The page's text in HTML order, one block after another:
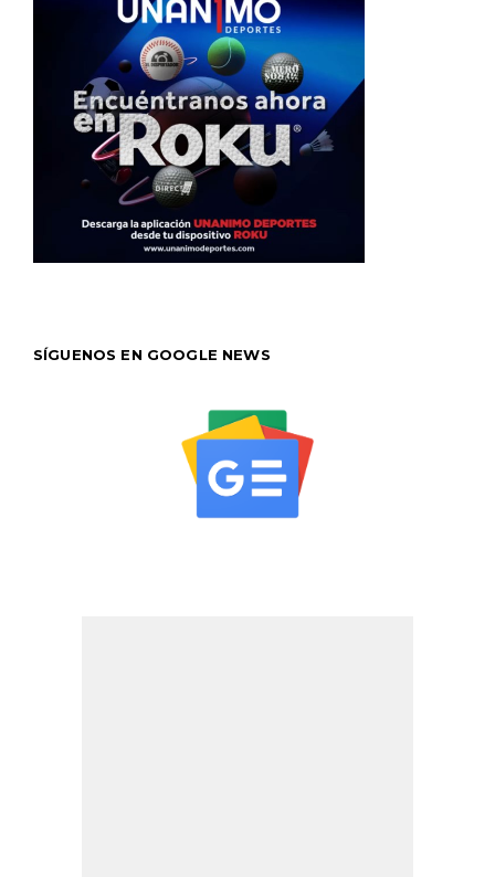
SÍGUENOS EN GOOGLE NEWS